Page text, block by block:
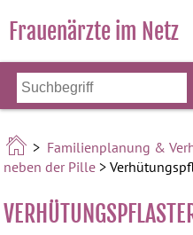
Frauenärzte im Netz
> Familienplanung &
neben der Pille >